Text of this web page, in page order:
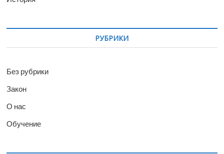
РУБРИКИ
Без рубрики
Закон
О нас
Обучение